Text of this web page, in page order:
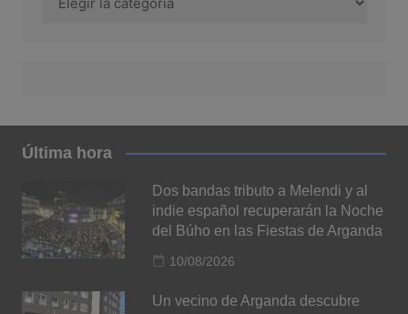
Última hora
Dos bandas tributo a Melendi y al
indie español recuperarán la Noche
del Búho en las Fiestas de Arganda
10/08/2026
Un vecino de Arganda descubre